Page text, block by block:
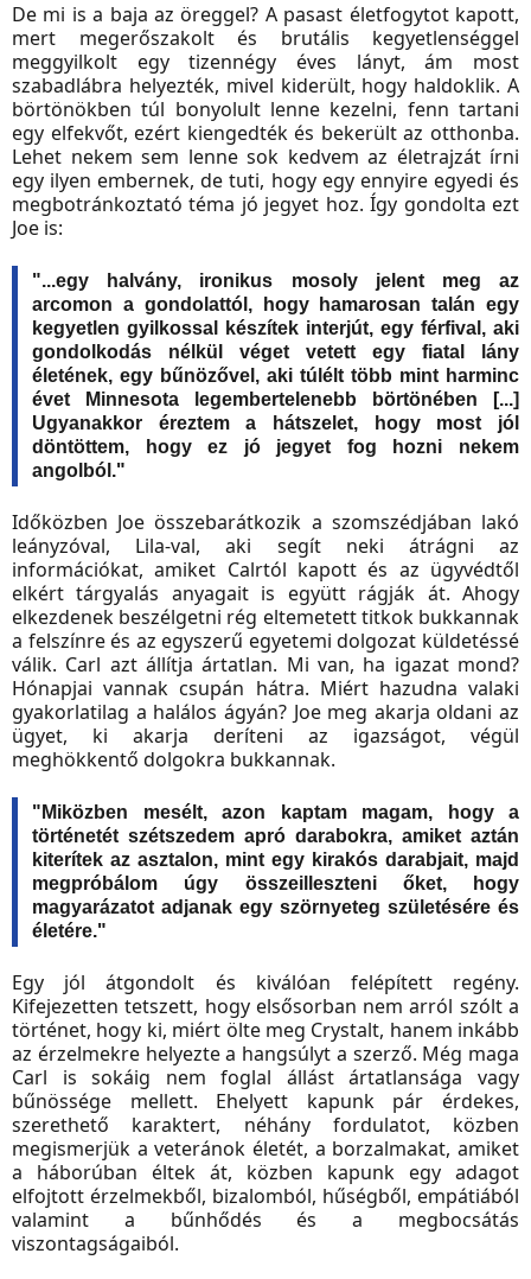
De mi is a baja az öreggel? A pasast életfogytot kapott,
mert megerőszakolt és brutális kegyetlenséggel
meggyilkolt egy tizennégy éves lányt, ám most
szabadlábra helyezték, mivel kiderült, hogy haldoklik. A
börtönökben túl bonyolult lenne kezelni, fenn tartani
egy elfekvőt, ezért kiengedték és bekerült az otthonba.
Lehet nekem sem lenne sok kedvem az életrajzát írni
egy ilyen embernek, de tuti, hogy egy ennyire egyedi és
megbotránkoztató téma jó jegyet hoz. Így gondolta ezt
Joe is:
"...egy halvány, ironikus mosoly jelent meg az
arcomon a gondolattól, hogy hamarosan talán egy
kegyetlen gyilkossal készítek interjút, egy férfival, aki
gondolkodás nélkül véget vetett egy fiatal lány
életének, egy bűnözővel, aki túlélt több mint harminc
évet Minnesota legembertelenebb börtönében [...]
Ugyanakkor éreztem a hátszelet, hogy most jól
döntöttem, hogy ez jó jegyet fog hozni nekem
angolból."
Időközben Joe összebarátkozik a szomszédjában lakó
leányzóval, Lila-val, aki segít neki átrágni az
információkat, amiket Calrtól kapott és az ügyvédtől
elkért tárgyalás anyagait is együtt rágják át. Ahogy
elkezdenek beszélgetni rég eltemetett titkok bukkannak
a felszínre és az egyszerű egyetemi dolgozat küldetéssé
válik. Carl azt állítja ártatlan. Mi van, ha igazat mond?
Hónapjai vannak csupán hátra. Miért hazudna valaki
gyakorlatilag a halálos ágyán? Joe meg akarja oldani az
ügyet, ki akarja deríteni az igazságot, végül
meghökkentő dolgokra bukkannak.
"Miközben mesélt, azon kaptam magam, hogy a
történetét szétszedem apró darabokra, amiket aztán
kiterítek az asztalon, mint egy kirakós darabjait, majd
megpróbálom úgy összeilleszteni őket, hogy
magyarázatot adjanak egy szörnyeteg születésére és
életére."
Egy jól átgondolt és kiválóan felépített regény.
Kifejezetten tetszett, hogy elsősorban nem arról szólt a
történet, hogy ki, miért ölte meg Crystalt, hanem inkább
az érzelmekre helyezte a hangsúlyt a szerző. Még maga
Carl is sokáig nem foglal állást ártatlansága vagy
bűnössége mellett. Ehelyett kapunk pár érdekes,
szerethető karaktert, néhány fordulatot, közben
megismerjük a veteránok életét, a borzalmakat, amiket
a háborúban éltek át, közben kapunk egy adagot
elfojtott érzelmekből, bizalomból, hűségből, empátiából
valamint a bűnhődés és a megbocsátás
viszontagságaiból.